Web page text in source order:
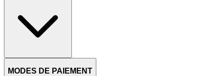
MODES DE PAIEMENT